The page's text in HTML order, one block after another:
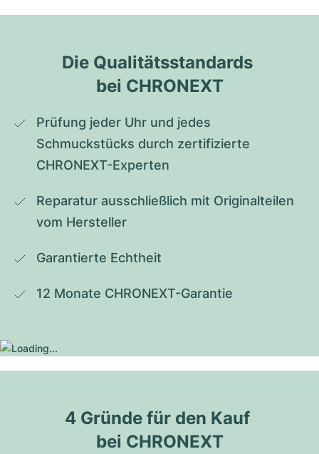
Die Qualitätsstandards
bei CHRONEXT
Prüfung jeder Uhr und jedes
Schmuckstücks durch zertifizierte
CHRONEXT-Experten
Reparatur ausschließlich mit Originalteilen
vom Hersteller
Garantierte Echtheit
12 Monate CHRONEXT-Garantie
4 Gründe für den Kauf
bei CHRONEXT